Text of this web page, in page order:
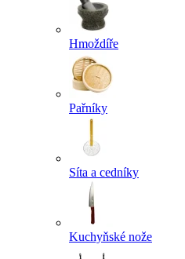
Hmoždíře
Pařníky
Síta a cedníky
Kuchyňské nože